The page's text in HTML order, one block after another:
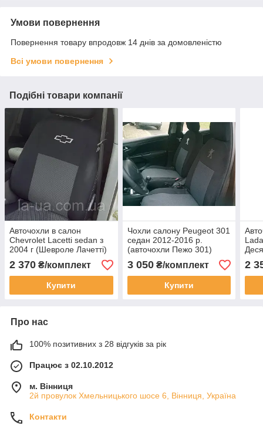
Умови повернення
Повернення товару впродовж 14 днів за домовленістю
Всі умови повернення
Подібні товари компанії
Авточохли в салон
Chevrolet Lacetti sedan з
2004 г (Шевроле Лачетті)
2 370 ₴/комплект
Купити
Чохли салону Peugeot 301
седан 2012-2016 р.
(авточохли Пежо 301)
3 050₴/комплект
Купити
2
Про нас
100% позитивних з 28 відгуків за рік
Працює з 02.10.2012
м. Вінниця
2й провулок Хмельницького шосе 6, Вінниця, Україна
Контакти